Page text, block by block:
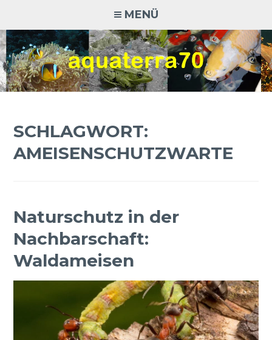
springen
MENÜ
AQUATERRA70
Aquaristik · Terraristik · Natur- und Artenschutz
SCHLAGWORT:
AMEISENSCHUTZWARTE
Naturschutz in der
Nachbarschaft:
Waldameisen